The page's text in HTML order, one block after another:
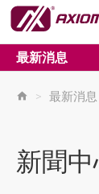
最新消息
> 最新消息
新聞